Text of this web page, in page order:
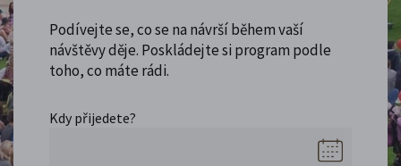
Podívejte se, co se na návrší během vaší
návštěvy děje. Poskládejte si program podle
toho, co máte rádi.
Kdy přijedete?